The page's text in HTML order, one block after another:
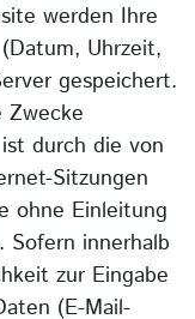
werden Ihre
Uhrzeit,
gespeichert.
durch die von
Sitzungen
ohne Einleitung
innerhalb
zur Eingabe
(E-Mail-